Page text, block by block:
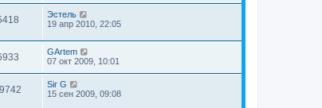
Эстель
19 апр 2010, 22:05
GArtem
07 окт 2009, 10:01
Sir G
15 сен 2009, 09:08